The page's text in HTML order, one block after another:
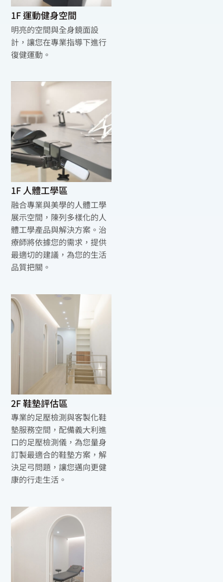
1F 運動健身空間
明亮的空間與全身鏡面設
計，讓您在專業指導下進行
復健運動。
1F 人體工學區
融合專業與美學的人體工學
展示空間，陳列多樣化的人
體工學產品與解決方案。治
療師將依據您的需求，提供
最適切的建議，為您的生活
品質把關。
2F 鞋墊評估區
專業的足壓檢測與客製化鞋
墊服務空間，配備義大利進
口的足壓檢測儀，為您量身
訂製最適合的鞋墊方案，解
決足弓問題，讓您邁向更健
康的行走生活。